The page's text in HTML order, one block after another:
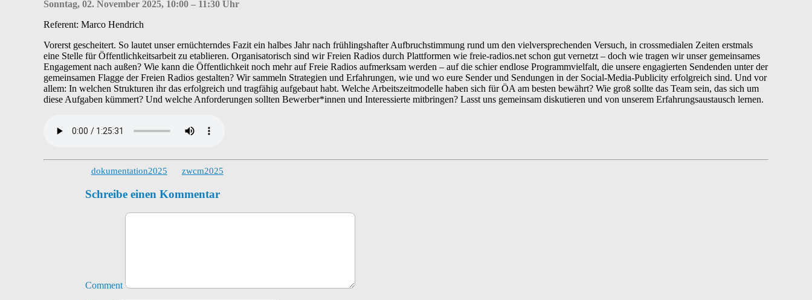
Sonntag, 02. November 2025, 10:00 – 11:30 Uhr
Referent: Marco Hendrich
Vorerst gescheitert. So lautet unser ernüchterndes Fazit ein halbes Jahr nach frühlingshafter Aufbruchstimmung rund um den vielversprechenden Versuch, in crossmedialen Zeiten erstmals
eine Stelle für Öffentlichkeitsarbeit zu etablieren. Organisatorisch sind wir Freien Radios durch Plattformen wie freie-radios.net schon gut vernetzt – doch wie tragen wir unser gemeinsames
Engagement nach außen? Wie kann die Öffentlichkeit noch mehr auf Freie Radios aufmerksam werden – auf die schier endlose Programmvielfalt, die unsere engagierten Sendenden unter der
gemeinsamen Flagge der Freien Radios gestalten? Wir sammeln Strategien und Erfahrungen, wie und wo eure Sender und Sendungen in der Social-Media-Publicity erfolgreich sind. Und vor
allem: In welchen Strukturen ihr das erfolgreich und tragfähig aufgebaut habt. Welche Arbeitszeitmodelle haben sich für ÖA am besten bewährt? Wie groß sollte das Team sein, das sich um
diese Aufgaben kümmert? Und welche Anforderungen sollten Bewerber*innen und Interessierte mitbringen? Lasst uns gemeinsam diskutieren und von unserem Erfahrungsaustausch lernen.
dokumentation2025 zwcm2025
Schreibe einen Kommentar
Comment